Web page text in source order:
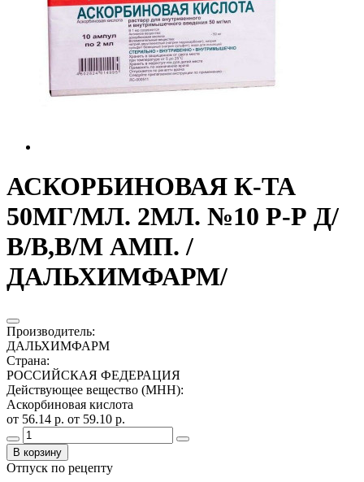
АСКОРБИНОВАЯ К-ТА
50МГ/МЛ. 2МЛ. №10 Р-Р Д/
В/В,В/М АМП. /
ДАЛЬХИМФАРМ/
Производитель:
ДАЛЬХИМФАРМ
Страна:
РОССИЙСКАЯ ФЕДЕРАЦИЯ
Действующее вещество (МНН):
Аскорбиновая кислота
от 56.14 р. от 59.10 р.
В корзину
Отпуск по рецепту